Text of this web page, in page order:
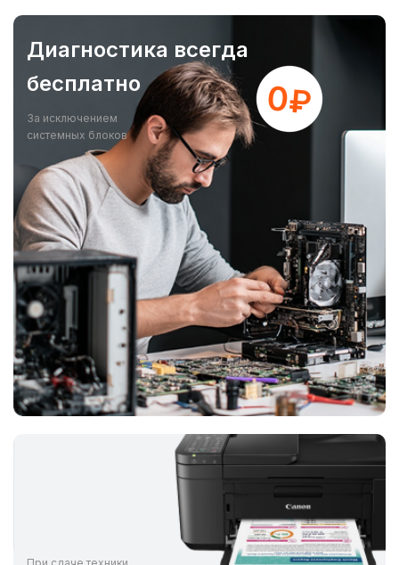
Диагностика всегда
бесплатно
За исключением
системных блоков